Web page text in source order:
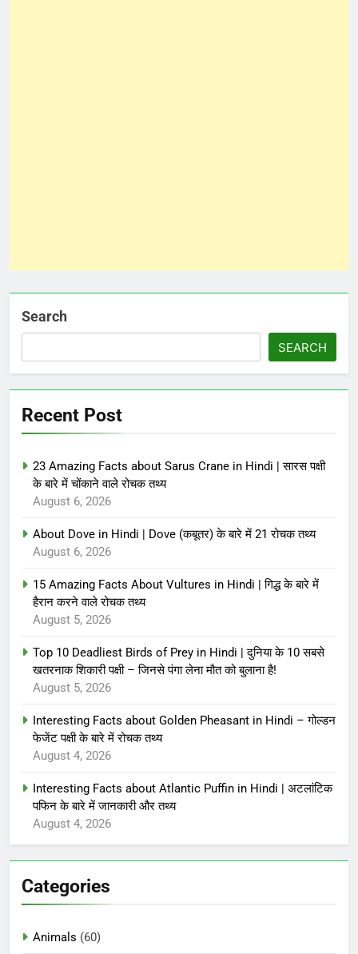
Search
SEARCH
Recent Post
23 Amazing Facts about Sarus Crane in Hindi | सारस पक्षी
के बारे में चोंकाने वाले रोचक तथ्य
August 6, 2026
About Dove in Hindi | Dove (कबूतर) के बारे में 21 रोचक तथ्य
August 6, 2026
15 Amazing Facts About Vultures in Hindi | गिद्ध के बारे में
हैरान करने वाले रोचक तथ्य
August 5, 2026
Top 10 Deadliest Birds of Prey in Hindi | दुनिया के 10 सबसे
खतरनाक शिकारी पक्षी – जिनसे पंगा लेना मौत को बुलाना है!
August 5, 2026
Interesting Facts about Golden Pheasant in Hindi – गोल्डन
फेजेंट पक्षी के बारे में रोचक तथ्य
August 4, 2026
Interesting Facts about Atlantic Puffin in Hindi | अटलांटिक
पफिन के बारे में जानकारी और तथ्य
August 4, 2026
Categories
Animals (60)